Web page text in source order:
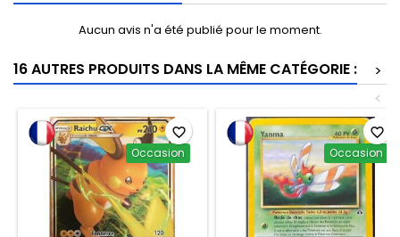
Aucun avis n'a été publié pour le moment.
16 AUTRES PRODUITS DANS LA MÊME CATÉGORIE :
>
<
Occasion
favorite_border
Occasion
favorite_border